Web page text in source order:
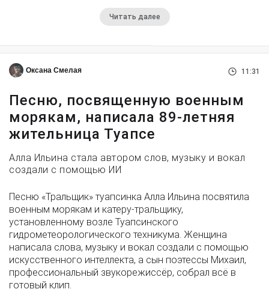
Читать далее
Оксана Смелая 11:31
Песню, посвященную военным
морякам, написала 89-летняя
жительница Туапсе
Алла Ильина стала автором слов, музыку и вокал
создали с помощью ИИ
Песню «Тральщик» туапсинка Алла Ильина посвятила
военным морякам и катеру-тральщику,
установленному возле Туапсинского
гидрометеорологического техникума. Женщина
написала слова, музыку и вокал создали с помощью
искусственного интеллекта, а сын поэтессы Михаил,
профессиональный звукорежиссёр, собрал всё в
готовый клип.